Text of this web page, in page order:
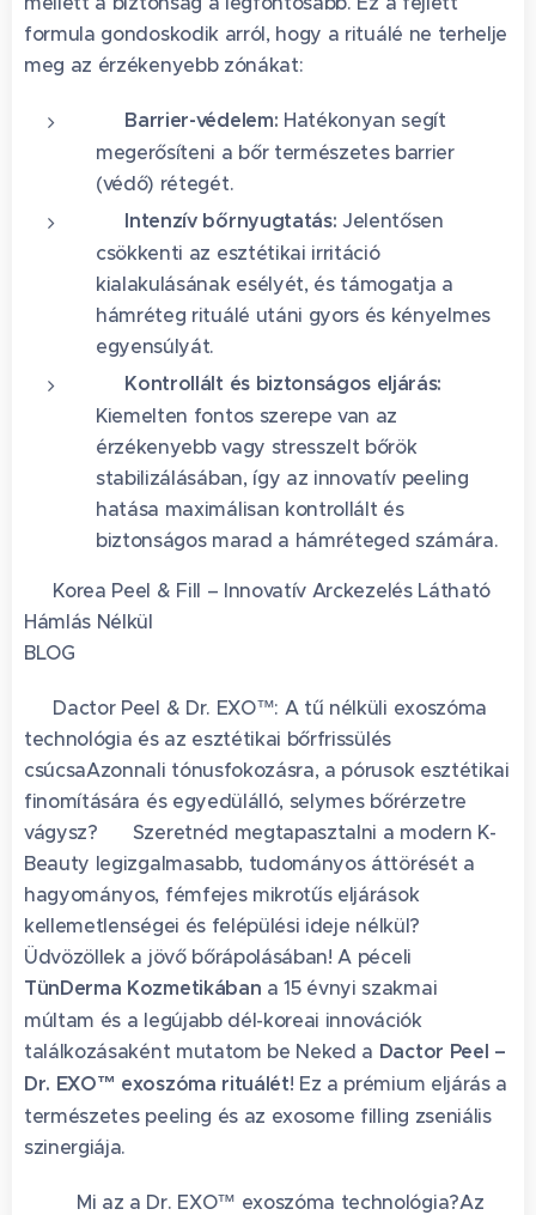
formula gondoskodik arról, hogy a rituálé ne terhelje
meg az érzékenyebb zónákat:
Barrier-védelem: Hatékonyan segít
megerősíteni a bőr természetes barrier
(védő) rétegét.
Intenzív bőrnyugtatás: Jelentősen
csökkenti az esztétikai irritáció
kialakulásának esélyét, és támogatja a
hámréteg rituálé utáni gyors és kényelmes
egyensúlyát.
Kontrollált és biztonságos eljárás:
Kiemelten fontos szerepe van az
érzékenyebb vagy stresszelt bőrök
stabilizálásában, így az innovatív peeling
hatása maximálisan kontrollált és
biztonságos marad a hámréteged számára.
✨ Korea Peel & Fill – Innovatív Arckezelés Látható
Hámlás Nélkül
BLOG
🧬 Dactor Peel & Dr. EXO™: A tű nélküli exoszóma
technológia és az esztétikai bőrfrissülés
csúcsaAzonnali tónusfokozásra, a pórusok esztétikai
finomítására és egyedülálló, selymes bőrérzetre
vágysz? 🤔 Szeretnéd megtapasztalni a modern K-
Beauty legizgalmasabb, tudományos áttörését a
hagyományos, fémfejes mikrotűs eljárások
kellemetlenségei és felépülési ideje nélkül?
Üdvözöllek a jövő bőrápolásában! A péceli
TünDerma Kozmetikában a 15 évnyi szakmai
múltam és a legújabb dél-koreai innovációk
találkozásaként mutatom be Neked a Dactor Peel –
Dr. EXO™ exoszóma rituálét! Ez a prémium eljárás a
természetes peeling és az exosome filling zseniális
szinergiája. 💎
🇰🇷✨ Mi az a Dr. EXO™ exoszóma technológia?Az